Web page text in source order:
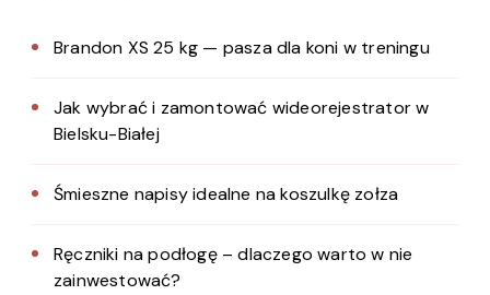
Brandon XS 25 kg — pasza dla koni w treningu
Jak wybrać i zamontować wideorejestrator w
Bielsku-Białej
Śmieszne napisy idealne na koszulkę zołza
Ręczniki na podłogę – dlaczego warto w nie
zainwestować?